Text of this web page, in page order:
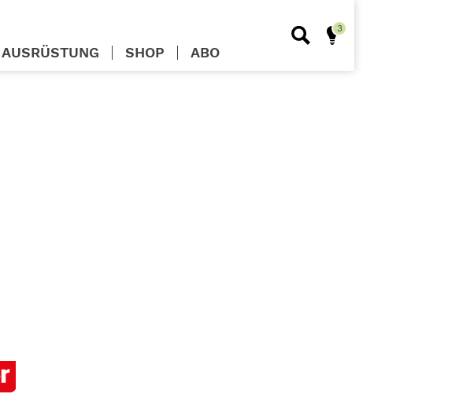
AUSRÜSTUNG SHOP ABO